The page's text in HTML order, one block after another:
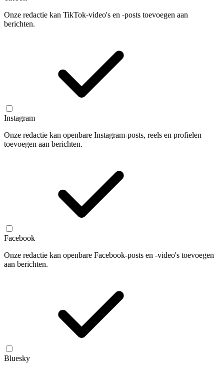
Onze redactie kan TikTok-video's en -posts toevoegen aan
berichten.
Instagram
Onze redactie kan openbare Instagram-posts, reels en profielen
toevoegen aan berichten.
Facebook
Onze redactie kan openbare Facebook-posts en -video's toevoegen
aan berichten.
Bluesky